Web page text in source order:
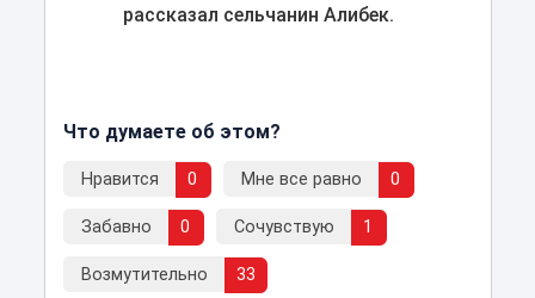
рассказал сельчанин Алибек.
Что думаете об этом?
Нравится 0 Мне все равно 0
Забавно 0 Сочувствую 1
Возмутительно 33